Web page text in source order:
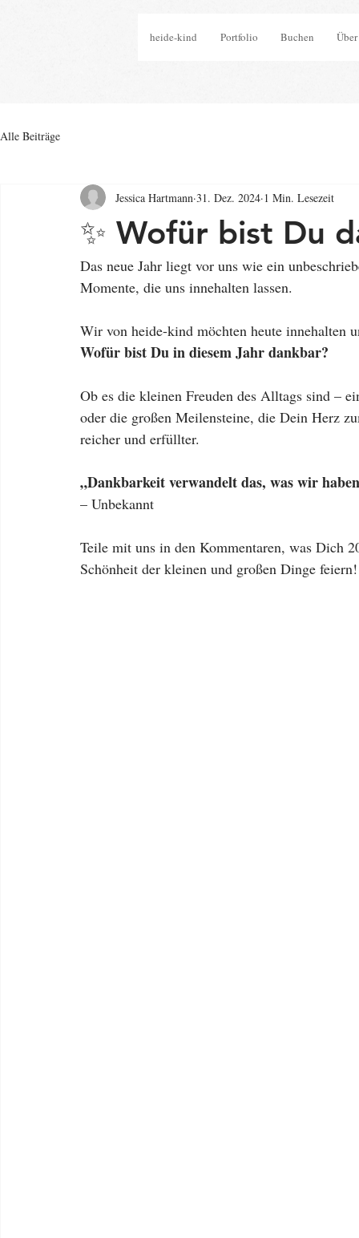
heide-kind Portfolio Buchen
Alle Beiträge
✨ Wofür bist Du
Jessica Hartmann 31. Dez. 2024 1 Min. Lesezeit
Das neue Jahr liegt vor uns wie ein
Momente, die uns innehalten lassen.
Wir von heide-kind möchten heute innehalten
Wofür bist Du in diesem Jahr dankbar?
Ob es die kleinen Freuden des Alltags sind –
oder die großen Meilensteine, die Dein Herz
reicher und erfüllter.
„Dankbarkeit verwandelt das, was wir
– Unbekannt
Teile mit uns in den Kommentaren, was Dich
Schönheit der kleinen und großen Dinge